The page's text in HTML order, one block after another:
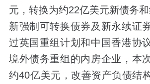
元，转换为约22亿美元新债务
新强制可转换债券及新永续证
过英国重组计划和中国香港协
境外债务重组的内房企业，本
约40亿美元，改善资产负债结